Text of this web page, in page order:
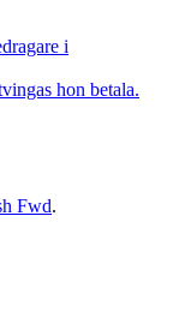
i
hon betala.
Fwd.